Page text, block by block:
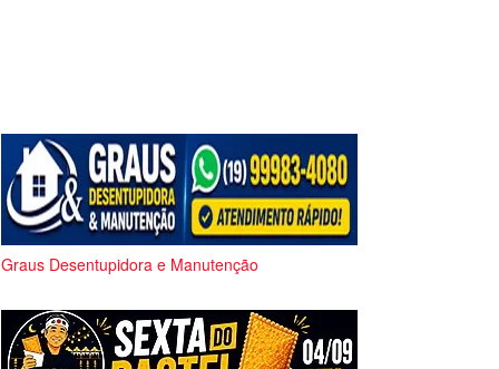
Graus Desentupidora e Manutenção